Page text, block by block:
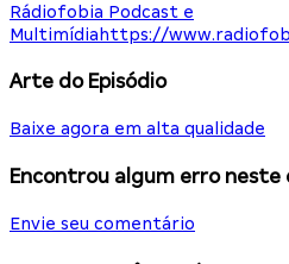
Rádiofobia Podcast e
Multimídia https://
Arte do Episódio
Baixe agora em alta qualidade
Encontrou algum erro neste
Envie seu comentário